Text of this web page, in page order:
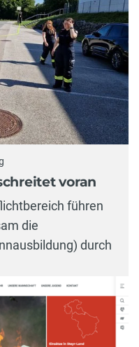
voran
führen
die
durch